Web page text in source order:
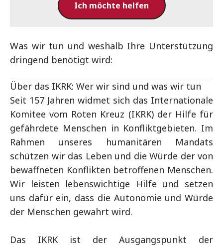
Ich möchte helfen
Was wir tun und weshalb Ihre Unterstützung
dringend benötigt wird:
Über das IKRK: Wer wir sind und was wir tun
Seit 157 Jahren widmet sich das Internationale
Komitee vom Roten Kreuz (IKRK) der Hilfe für
gefährdete Menschen in Konfliktgebieten. Im
Rahmen unseres humanitären Mandats
schützen wir das Leben und die Würde der von
bewaffneten Konflikten betroffenen Menschen.
Wir leisten lebenswichtige Hilfe und setzen
uns dafür ein, dass die Autonomie und Würde
der Menschen gewahrt wird.
Das IKRK ist der Ausgangspunkt der